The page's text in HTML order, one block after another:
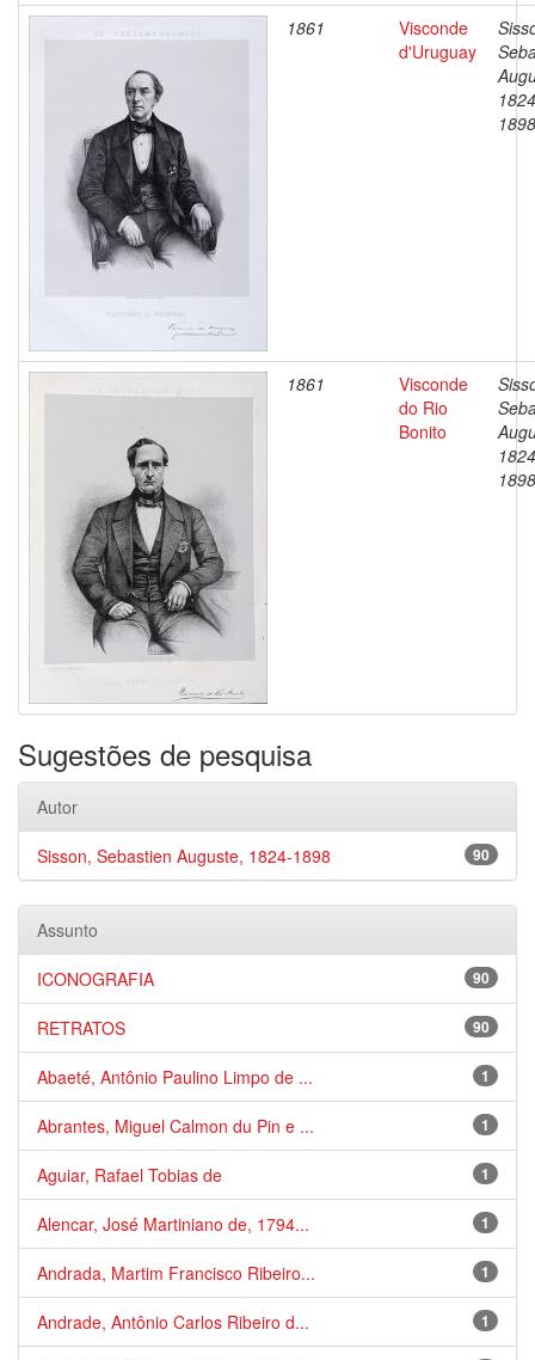
1861
Visconde
d'Uruguay
1898
1861
Visconde
do Rio
Bonito
1898
Sugestões de pesquisa
Autor
90
Sisson, Sebastien Auguste, 1824-1898
Assunto
90
ICONOGRAFIA
90
RETRATOS
1
Abaeté, Antônio Paulino Limpo de ...
1
Abrantes, Miguel Calmon du Pin e ...
1
Aguiar, Rafael Tobias de
1
Alencar, José Martiniano de, 1794...
1
Andrada, Martim Francisco Ribeiro...
1
Andrade, Antônio Carlos Ribeiro d...